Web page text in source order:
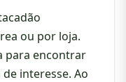
ou por loja.
para encontrar
interesse. Ao